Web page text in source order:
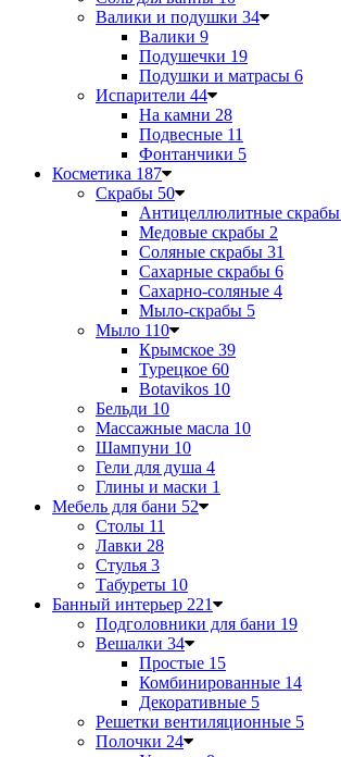
Валики и подушки 34
Валики 9
Подушечки 19
Подушки и матрасы 6
Испарители 44
На камни 28
Подвесные 11
Фонтанчики 5
Косметика 187
Скрабы 50
Антицеллюлитные скрабы
Медовые скрабы 2
Соляные скрабы 31
Сахарные скрабы 6
Сахарно-соляные 4
Мыло-скрабы 5
Мыло 110
Крымское 39
Турецкое 60
Botavikos 10
Бельди 10
Массажные масла 10
Шампуни 10
Гели для душа 4
Глины и маски 1
Мебель для бани 52
Столы 11
Лавки 28
Стулья 3
Табуреты 10
Банный интерьер 221
Подголовники для бани 19
Вешалки 34
Простые 15
Комбинированные 14
Декоративные 5
Решетки вентиляционные 5
Полочки 24